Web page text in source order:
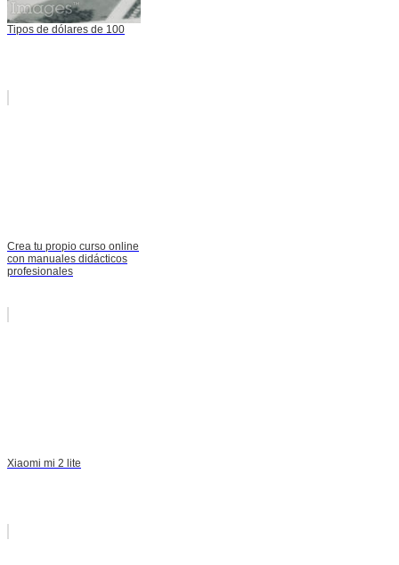
Tipos de dólares de 100
Crea tu propio curso online
con manuales didácticos
profesionales
Xiaomi mi 2 lite